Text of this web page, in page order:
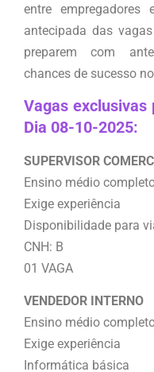
entre empregadores
antecipada das
preparem com
chances de sucesso
Vagas
Dia 08-10-2025:
SUPERVISOR
Ensino médio
Exige experiência
Disponibilidade para
CNH: B
01 VAGA
VENDEDOR INTERNO
Ensino médio
Exige experiência
Informática básica